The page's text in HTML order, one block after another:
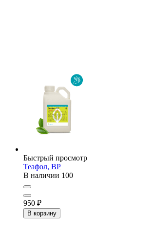
Быстрый просмотр
Теафол, ВР
В наличии 100
950 ₽
В корзину